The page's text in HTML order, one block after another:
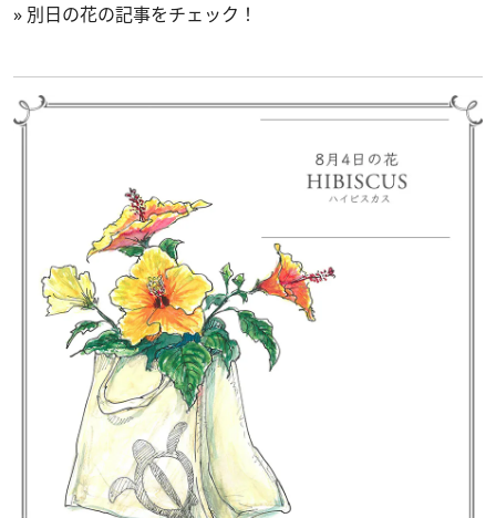
» 別日の花の記事をチェック！